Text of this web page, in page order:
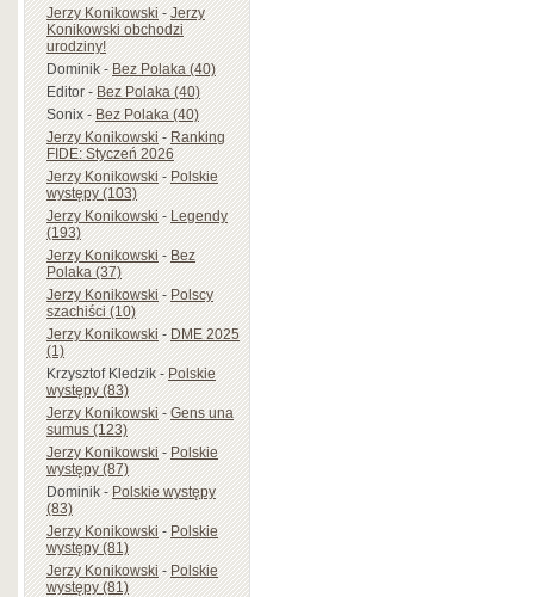
Jerzy Konikowski-Jerzy
Konikowski obchodzi
urodziny!
Dominik-Bez Polaka (40)
Editor-Bez Polaka (40)
Sonix-Bez Polaka (40)
Jerzy Konikowski-Ranking
FIDE: Styczeń 2026
Jerzy Konikowski-Polskie
występy (103)
Jerzy Konikowski-Legendy
(193)
Jerzy Konikowski-Bez
Polaka (37)
Jerzy Konikowski-Polscy
szachiści (10)
Jerzy Konikowski-DME 2025
(1)
Krzysztof Kledzik-Polskie
występy (83)
Jerzy Konikowski-Gens una
sumus (123)
Jerzy Konikowski-Polskie
występy (87)
Dominik-Polskie występy
(83)
Jerzy Konikowski-Polskie
występy (81)
Jerzy Konikowski-Polskie
występy (81)